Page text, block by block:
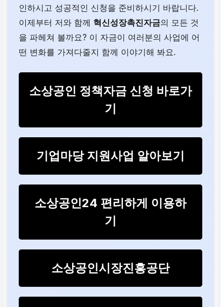
인하시고 성공적인 신청을 준비하시기 바랍니다.
이제부터 저와 함께 혁신성장촉진자금의 모든 것
을 파헤쳐 볼까요? 이 자금이 여러분의 사업에 어
떤 변화를 가져다줄지 함께 이야기해 봐요.
소상공인 정책자금 신청 바로가
기
기업마당 지원사업 알아보기
소상공인24 편리하게 이용하
기
소상공인시장진흥공단